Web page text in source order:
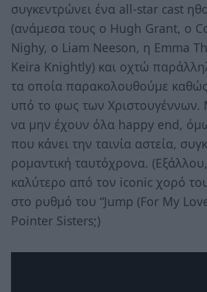
συγκεντρώνει ένα all-star cast
(ανάμεσα τους ο Hugh Grant, ο
Nighy, ο Liam Neeson, η Emma
Keira Knightly) και οχτώ
τα οποία παρακολουθούμε καθώς
υπό το φως των Χριστουγέννων.
να μην έχουν όλα happy end,
που κάνει την ταινία αστεία,
ρομαντική ταυτόχρονα.
καλύτερο από τον iconic χορό
στο ρυθμό του “Jump (For My
Pointer Sisters;)